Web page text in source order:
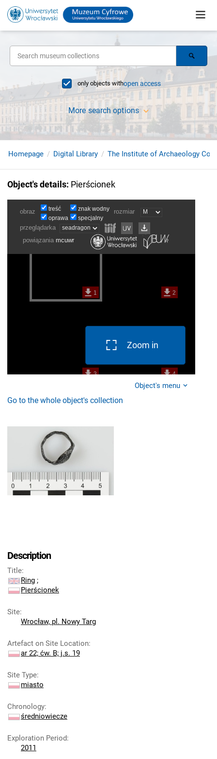
only objects withopen access
More search options
Homepage Digital Library The Institute of Archaeology
Object's details: Pierścionek
Zoom in
Object's menu
Go to the whole object's collection
Description
Title:
Ring ;
Pierścionek
Site:
Wrocław, pl. Nowy Targ
Artefact on Site Location:
ar 22; ćw. B; j.s. 19
Site Type:
miasto
Chronology:
średniowiecze
Exploration Period:
2011